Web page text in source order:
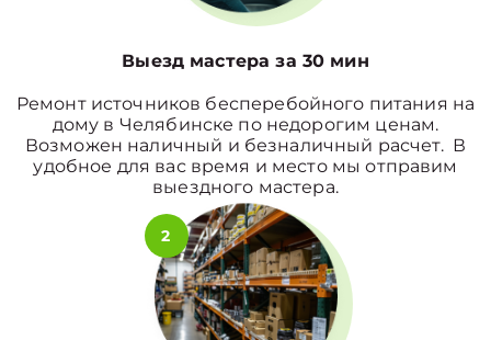
Выезд мастера за 30 мин
Ремонт источников бесперебойного питания на
дому в Челябинске по недорогим ценам.
Возможен наличный и безналичный расчет. В
удобное для вас время и место мы отправим
выездного мастера.
2